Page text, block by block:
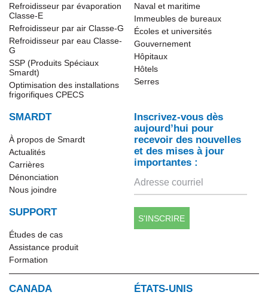
Refroidisseur par évaporation
Classe-E
Refroidisseur par air Classe-G
Refroidisseur par eau Classe-
G
SSP (Produits Spéciaux
Smardt)
Optimisation des installations
frigorifiques CPECS
Naval et maritime
Immeubles de bureaux
Écoles et universités
Gouvernement
Hôpitaux
Hôtels
Serres
SMARDT
À propos de Smardt
Actualités
Carrières
Dénonciation
Nous joindre
SUPPORT
Études de cas
Assistance produit
Formation
Inscrivez-vous dès
aujourd’hui pour
recevoir des nouvelles
et des mises à jour
importantes :
S'INSCRIRE
CANADA ÉTATS-UNIS